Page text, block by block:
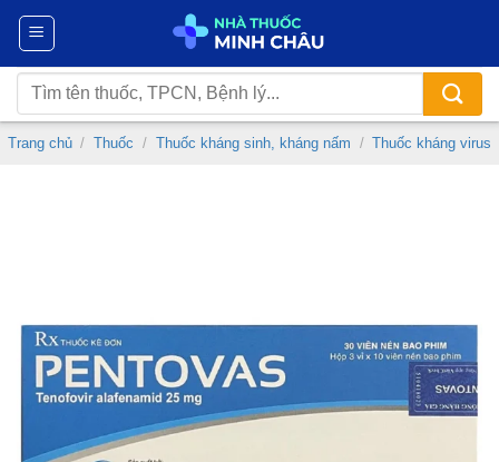
Chuyển
nội
dung
Tìm
kiếm:
Trang chủ / Thuốc / Thuốc kháng sinh, kháng nấm / Thuốc kháng virus